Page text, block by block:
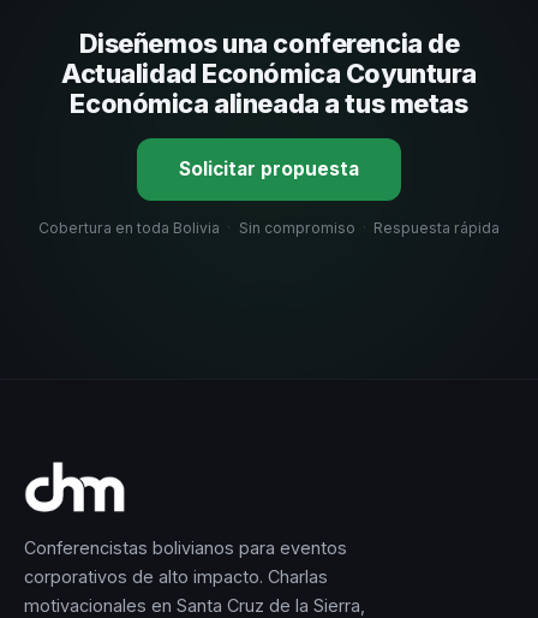
organizacional. En CHM Bolivia te ayudamos con una
selección estratégica basada en estos criterios.
Diseñemos una conferencia de
Actualidad Económica Coyuntura
Económica alineada a tus metas
Solicitar propuesta
Cobertura en toda Bolivia · Sin compromiso · Respuesta rápida
Conferencistas bolivianos para eventos
corporativos de alto impacto. Charlas
motivacionales en Santa Cruz de la Sierra,